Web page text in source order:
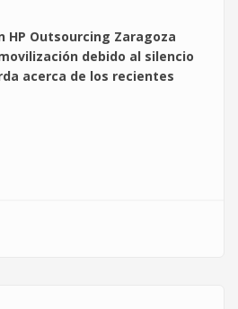
HP Outsourcing Zaragoza
debido al silencio
acerca de los recientes